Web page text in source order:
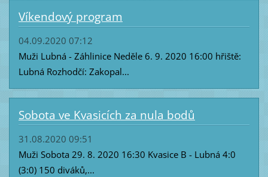
Víkendový program
04.09.2020 07:12
Muži Lubná - Záhlinice Neděle 6. 9. 2020 16:00 hřiště:
Lubná Rozhodčí: Zakopal...
Sobota ve Kvasicích za nula bodů
31.08.2020 09:51
Muži Sobota 29. 8. 2020 16:30 Kvasice B - Lubná 4:0
(3:0) 150 diváků,...